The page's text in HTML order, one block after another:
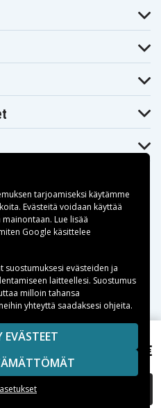
20,15 €
LISÄÄ OSTOSKORIIN
Spares Nordic AB
OVAT OMISTAJIENSA
tarjoamiseksi käytämme
Evästeitä voidaan käyttää
Lue lisää
Google käsittelee
suostumuksesi evästeiden ja
laitteellesi. Suostumus
milloin tahansa
yhteyttä saadaksesi ohjeita.
EVÄSTEET